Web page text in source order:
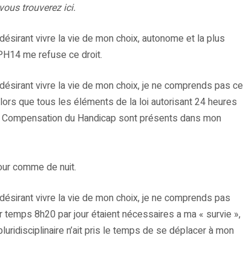
trouverez ici.
vivre la vie de mon choix, autonome et la plus
me refuse ce droit.
vivre la vie de mon choix, je ne comprends pas ce
que tous les éléments de la loi autorisant 24 heures
du Handicap sont présents dans mon
comme de nuit.
vivre la vie de mon choix, je ne comprends pas
8h20 par jour étaient nécessaires a ma « survie »,
n’ait pris le temps de se déplacer à mon